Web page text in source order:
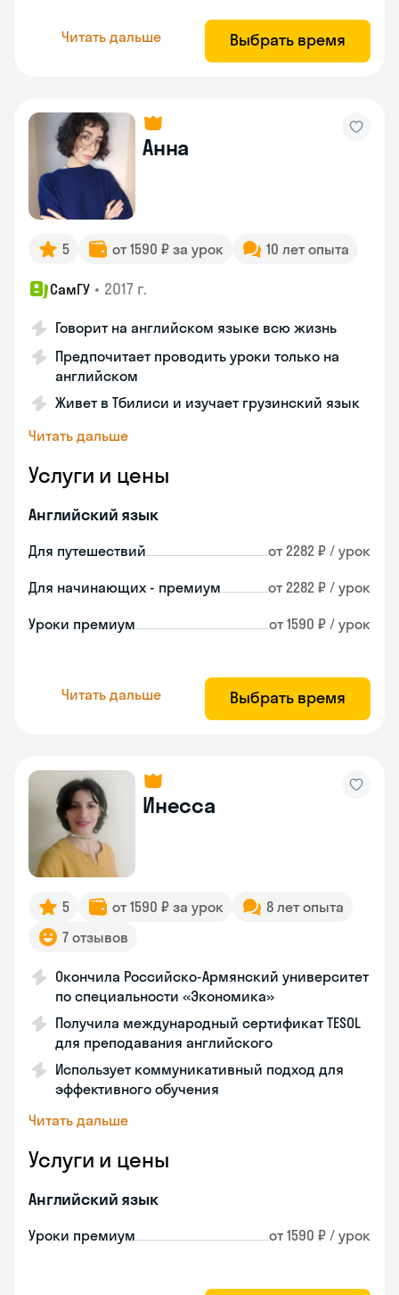
Читать дальше Выбрать время
Анна
5 от 1590 ₽ за урок 10 лет опыта
СамГУ • 2017 г.
Говорит на английском языке всю жизнь
Предпочитает проводить уроки только на
английском
Живет в Тбилиси и изучает грузинский язык
Читать дальше
Услуги и цены
Английский язык
Для путешествий от 2282 ₽ / урок
Для начинающих - премиум от 2282 ₽ / урок
Уроки премиум от 1590 ₽ / урок
Читать дальше Выбрать время
Инесса
5 от 1590 ₽ за урок
8 лет опыта
7 отзывов
Окончила Российско-Армянский университет
по специальности «Экономика»
Получила международный сертификат TESOL
для преподавания английского
Использует коммуникативный подход для
эффективного обучения
Читать дальше
Услуги и цены
Английский язык
Уроки премиум от 1590 ₽ / урок